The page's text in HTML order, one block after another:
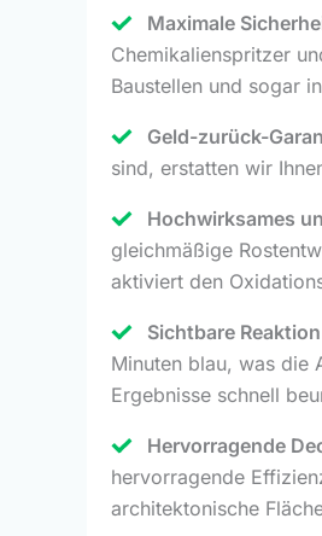
Maximale
Chemikalienspritzer
Baustellen und sogar
Geld-zurück-
sind, erstatten wir
Hochwirksames
gleichmäßige
aktiviert den
Sichtbare
Minuten blau, was die
Ergebnisse schnell
Hervorragende
hervorragende
architektonische